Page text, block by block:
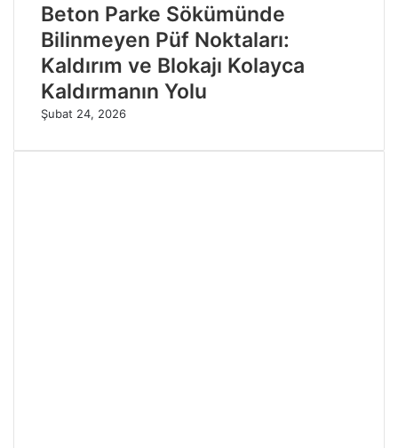
Beton Parke Sökümünde
Bilinmeyen Püf Noktaları:
Kaldırım ve Blokajı Kolayca
Kaldırmanın Yolu
Şubat 24, 2026